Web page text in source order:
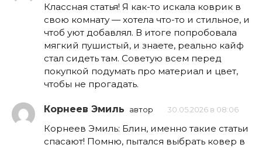
Классная статья! Я как-то искала коврик в
свою комнату — хотела что-то и стильное, и
чтоб уют добавлял. В итоге попробовала
мягкий пушистый, и знаете, реально кайф
стал сидеть там. Советую всем перед
покупкой подумать про материал и цвет,
чтобы не прогадать.
Корнеев Эмиль автор 30.05.2026 в 08:06
Корнеев Эмиль: Блин, именно такие статьи
спасают! Помню, пытался выбрать ковер в